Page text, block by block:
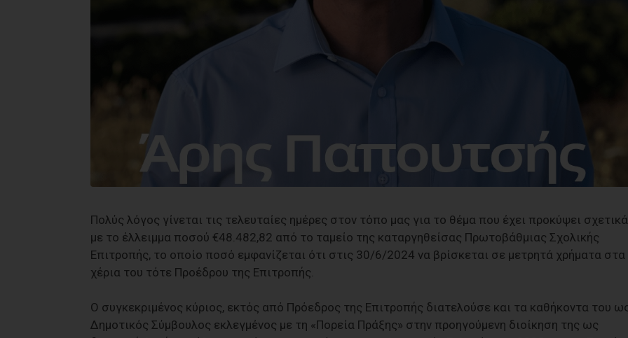
Πολύς λόγος γίνεται τις τελευταίες ημέρες στον τόπο μας για το θέμα που έχει προκύψει σχετικά
με το έλλειμμα ποσού €48.482,82 από το ταμείο της καταργηθείσας Πρωτοβάθμιας Σχολικής
Επιτροπής, το οποίο ποσό εμφανίζεται ότι στις 30/6/2024 να βρίσκεται σε μετρητά χρήματα στα
χέρια του τότε Προέδρου της Επιτροπής.
Ο συγκεκριμένος κύριος, εκτός από Πρόεδρος της Επιτροπής διατελούσε και τα καθήκοντα του
Δημοτικός Σύμβουλος εκλεγμένος με τη «Πορεία Πράξης» στην προηγούμενη διοίκηση της ως